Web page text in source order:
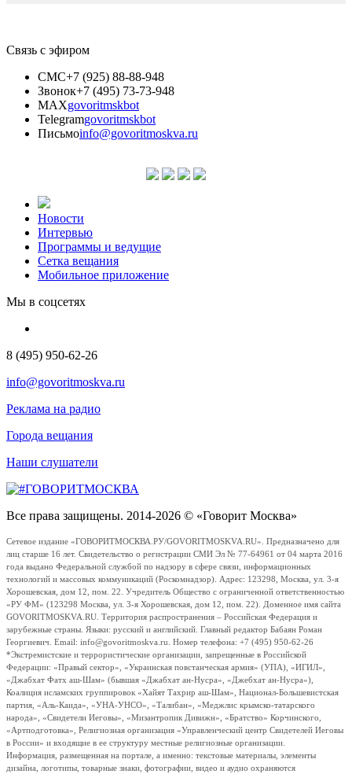
Связь с эфиром
СМС+7 (925) 88-88-948
Звонок+7 (495) 73-73-948
MAXgovoritmskbot
Telegramgovoritmskbot
Письмоinfo@govoritmoskva.ru
Новости
Интервью
Программы и ведущие
Сетка вещания
Мобильное приложение
Мы в соцсетях
8 (495) 950-62-26
info@govoritmoskva.ru
Реклама на радио
Города вещания
Наши слушатели
Все права защищены. 2014-2026 © «Говорит Москва»
Сетевое издание «ГОВОРИТМОСКВА.РУ/GOVORITMOSKVA.RU». Предназначено для
лиц старше 16 лет. Свидетельство о регистрации СМИ Эл № 77-64961 от 04 марта 2016
года выдано Федеральной службой по надзору в сфере связи, информационных
технологий и массовых коммуникаций (Роскомнадзор). Адрес: 123298, Москва, ул. 3-я
Хорошевская, дом 12, пом. 22. Учредитель Общество с ограниченной ответственностью
«РУ ФМ» (123298 Москва, ул. 3-я Хорошевская, дом 12, пом. 22). Доменное имя сайта
GOVORITMOSKVA.RU. Территория распространения – Российская Федерация и
зарубежные страны. Языки: русский и английский. Главный редактор Бабаян Роман
Георгиевич. Email: info@govoritmoskva.ru. Номер телефона: +7 (495) 950-62-26
*Экстремистские и террористические организации, запрещенные в Российской
Федерации: «Правый сектор», «Украинская повстанческая армия» (УПА), «ИГИЛ»,
«Джабхат Фатх аш-Шам» (бывшая «Джабхат ан-Нусра», «Джебхат ан-Нусра»),
Коалиция исламских группировок «Хайят Тахрир аш-Шам», Национал-Большевистская
партия, «Аль-Каида», «УНА-УНСО», «Талибан», «Меджлис крымско-татарского
народа», «Свидетели Иеговы», «Мизантропик Дивижн», «Братство» Корчинского,
«Артподготовка», Религиозная организация «Управленческий центр Свидетелей Иеговы
в России» и входящие в ее структуру местные религиозные организации.
Информация, размещенная на портале, а именно: текстовые материалы, элементы
дизайна, логотипы, товарные знаки, фотографии, видео и аудио охраняются